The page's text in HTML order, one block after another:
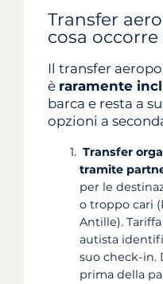
Transfer
cosa occorre
Il transfer
è raramente
barca e resta a
opzioni a
Transfer
tramite
per le
o troppo cari
Antille).
autista
suo check-in.
prima della